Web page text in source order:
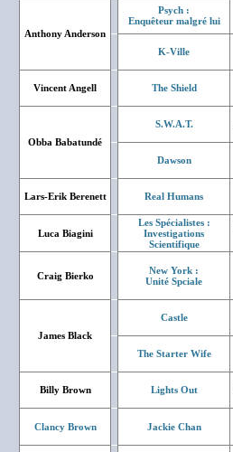
Anthony Anderson
Psych :
Enquêteur malgré lui
K-Ville
Vincent Angell The Shield
Obba Babatundé
S.W.A.T.
Dawson
Lars-Erik Berenett Real Humans
Luca Biagini
Les Spécialistes :
Investigations
Scientifique
Craig Bierko
New York :
Unité Spciale
James Black
Castle
The Starter Wife
Billy Brown Lights Out
Clancy Brown Jackie Chan